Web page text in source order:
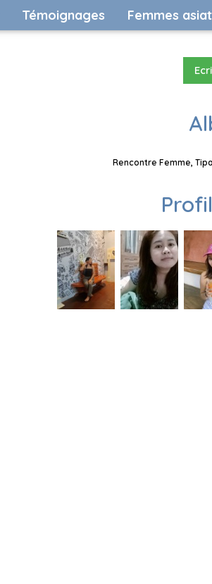
Témoignages Femmes
Rencontre Femme,